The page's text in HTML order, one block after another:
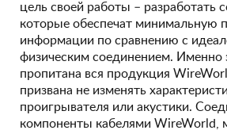
цель своей работы – разработать
которые обеспечат минимальную
информации по сравнению с
физическим соединением. Именно
пропитана вся продукция
призвана не изменять
проигрывателя или акустики.
компоненты кабелями WireWorld,